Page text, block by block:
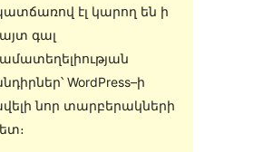
էլ կարող են ի
գալ
WordPress–ի
նոր տարբերակների